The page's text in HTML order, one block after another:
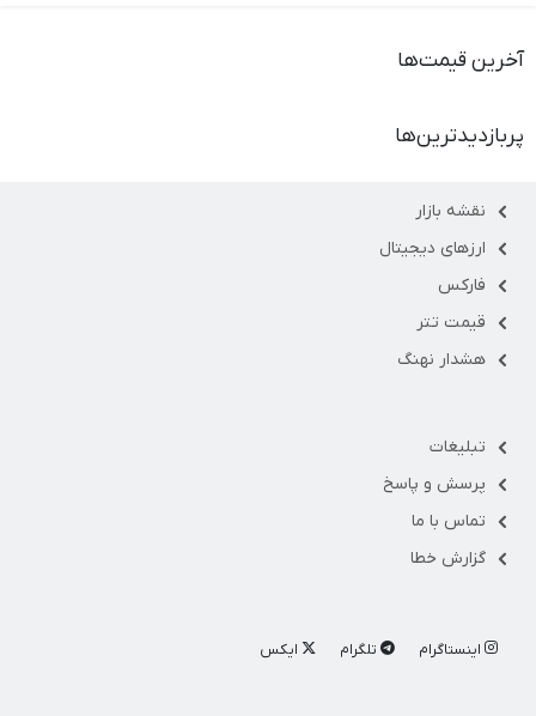
آخرین قیمت‌ها
پربازدیدترین‌ها
نقشه بازار
ارزهای دیجیتال
فارکس
قیمت تتر
هشدار نهنگ
تبلیغات
پرسش و پاسخ
تماس با ما
گزارش خطا
اینستاگرام تلگرام ایکس